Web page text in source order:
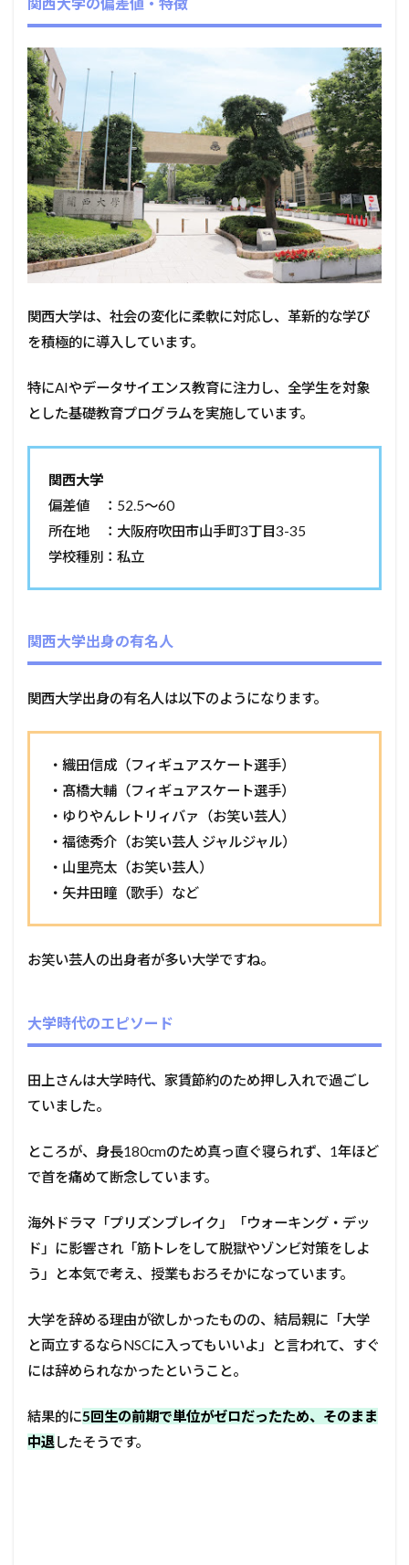
関西大学は、社会の変化に柔軟に対応し、革新的な学び
を積極的に導入しています。
特にAIやデータサイエンス教育に注力し、全学生を対象
とした基礎教育プログラムを実施しています。
関西大学
偏差値 ：52.5～60
所在地 ：大阪府吹田市山手町3丁目3-35
学校種別：私立
関西大学出身の有名人
関西大学出身の有名人は以下のようになります。
・織田信成（フィギュアスケート選手）
・髙橋大輔（フィギュアスケート選手）
・ゆりやんレトリィバァ（お笑い芸人）
・福徳秀介（お笑い芸人 ジャルジャル）
・山里亮太（お笑い芸人）
・矢井田瞳（歌手）など
お笑い芸人の出身者が多い大学ですね。
大学時代のエピソード
田上さんは大学時代、家賃節約のため押し入れで過ごし
ていました。
ところが、身長180cmのため真っ直ぐ寝られず、1年ほど
で首を痛めて断念しています。
海外ドラマ「プリズンブレイク」「ウォーキング・デッ
ド」に影響され「筋トレをして脱獄やゾンビ対策をしよ
う」と本気で考え、授業もおろそかになっています。
大学を辞める理由が欲しかったものの、結局親に「大学
と両立するならNSCに入ってもいいよ」と言われて、すぐ
には辞められなかったということ。
結果的に5回生の前期で単位がゼロだったため、そのまま
中退したそうです。